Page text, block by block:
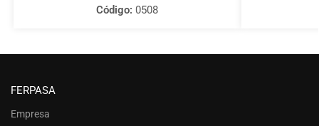
Código: 0508
FERPASA
Empresa